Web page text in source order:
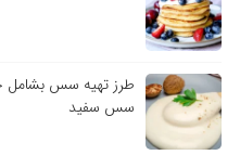
طرز تهیه سس بشامل
سس سفید